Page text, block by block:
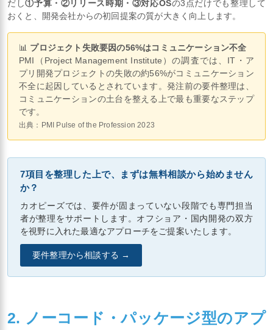
だし①予算・②リリース時期・③対応OSの3点だけでも整理して
おくと、開発会社からの初回提案の質が大きく向上します。
📊 プロジェクト失敗要因の56%はコミュニケーション不全
PMI（Project Management Institute）の調査では、IT・ア
プリ開発プロジェクトの失敗の約56%がコミュニケーション
不全に起因しているとされています。発注前の要件整理は、
コミュニケーションの土台を整える上で最も重要なステップ
です。
出典：PMI Pulse of the Profession 2023
7項目を整理した上で、まずは無料相談から始めません
か？
カオピーズでは、要件が固まっていない段階でも専門担当
者が整理をサポートします。オフショア・国内開発の双方
を視野に入れた最適なアプローチをご提案いたします。
要件整理から相談する →
2. ノーコード・パッケージ型のアプ